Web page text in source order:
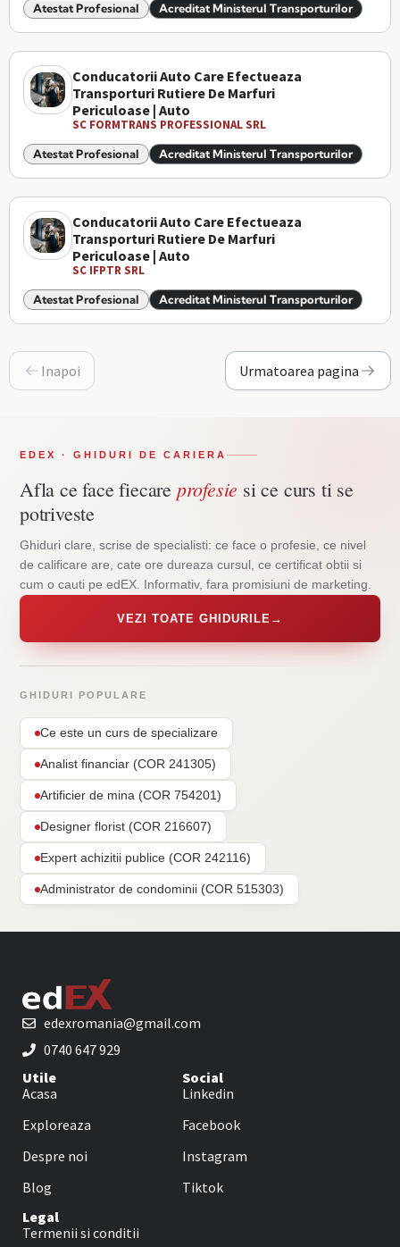
Atestat Profesional Acreditat Ministerul Transporturilor
Conducatorii Auto Care Efectueaza
Transporturi Rutiere De Marfuri
Periculoase | Auto
SC FORMTRANS PROFESSIONAL SRL
Atestat Profesional Acreditat Ministerul Transporturilor
Conducatorii Auto Care Efectueaza
Transporturi Rutiere De Marfuri
Periculoase | Auto
SC IFPTR SRL
Atestat Profesional Acreditat Ministerul Transporturilor
Inapoi Urmatoarea pagina
EDEX · GHIDURI DE CARIERA
Afla ce face fiecare profesie si ce curs ti se
potriveste
Ghiduri clare, scrise de specialisti: ce face o profesie, ce nivel
de calificare are, cate ore dureaza cursul, ce certificat obtii si
cum o cauti pe edEX. Informativ, fara promisiuni de marketing.
VEZI TOATE GHIDURILE →
GHIDURI POPULARE
Ce este un curs de specializare
Analist financiar (COR 241305)
Artificier de mina (COR 754201)
Designer florist (COR 216607)
Expert achizitii publice (COR 242116)
Administrator de condominii (COR 515303)
edexromania@gmail.com
0740 647 929
Utile
Acasa
Exploreaza
Despre noi
Blog
Social
Linkedin
Facebook
Instagram
Tiktok
Legal
Termenii si conditii